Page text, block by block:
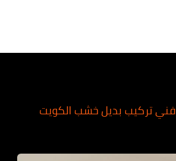
فني تركيب بديل خشب الكويت